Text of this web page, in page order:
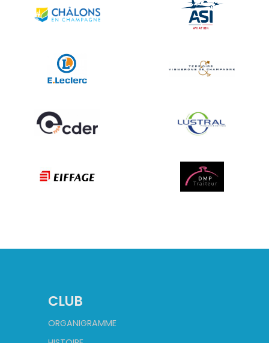
CLUB
ORGANIGRAMME